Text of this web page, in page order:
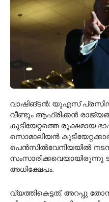
വാഷിങ്ടന്‍: യുഎസ്
വീണ്ടും ആഫ്രിക്കന്‍
കുടിയേറ്റത്തെ രൂക്ഷമായ
സൊമാലിയന്‍
പെന്‍സില്‍വേനിയയില്‍
സംസാരിക്കവെയായിരുന്നു
അധിക്ഷേപം.
വ്യത്തികെട്ടത്, അറപ്പു